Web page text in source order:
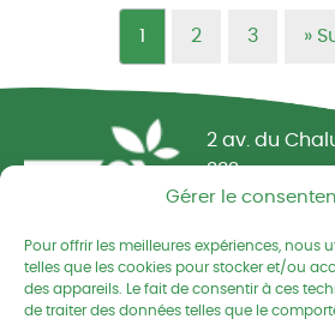
Gérer le
Pour offrir les meilleures expériences, nous
telles que les cookies pour stocker et/ou
des appareils. Le fait de consentir à ces
de traiter des données telles que le
1 2 3 »
Réseau CIVAM -
2 av. du
332
22190 PLERIN
02 96 74 75